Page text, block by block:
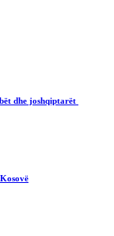
dhe joshqiptarët